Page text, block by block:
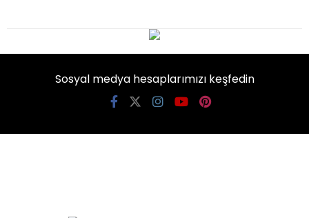
Sosyal medya hesaplarımızı keşfedin